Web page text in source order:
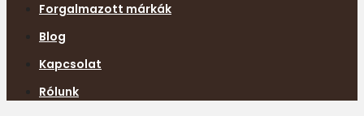
Forgalmazott márkák
Blog
Kapcsolat
Rólunk